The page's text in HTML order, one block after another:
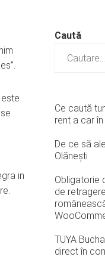
in
Caută
Ce caută
rent a car
De ce să
Olănești
Obligatorie
de
TUYA
direct în